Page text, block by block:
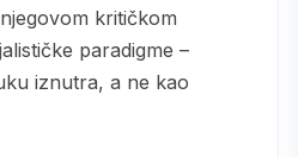
kritičkom
paradigme –
iznutra, a ne kao